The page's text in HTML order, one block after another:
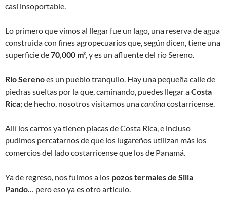
casi insoportable.
Lo primero que vimos al llegar fue un lago, una reserva de agua
construida con fines agropecuarios que, según dicen, tiene una
superficie de70,000 m², y es un afluente del río Sereno.
Río Serenoes un pueblo tranquilo. Hay una pequeña calle de
piedras sueltas por la que, caminando, puedes llegar aCosta
Rica; de hecho, nosotros visitamos unacantinacostarricense.
Allí los carros ya tienen placas de Costa Rica, e incluso
pudimos percatarnos de que los lugareños utilizan más los
comercios del lado costarricense que los de Panamá.
Ya de regreso, nos fuimos a los pozos termales de Silla
Pando… pero eso ya es otro artículo.